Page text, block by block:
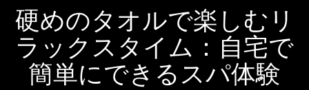
硬めのタオルで楽しむリ
ラックスタイム：自宅で
簡単にできるスパ体験